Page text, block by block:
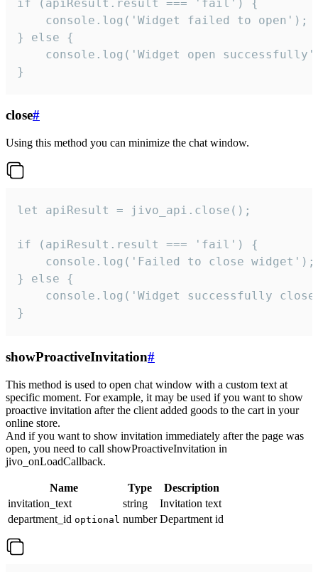
if (apiResult.result === 'fail') {
    console.log('Widget failed to open');
} else {
console.log('Widget open
}
close#
Using this method you can minimize the chat window.
let apiResult = jivo_api.close();
if (apiResult.result === 'fail') {
    console.log('Failed to close widget');
} else {
console.log('Widget successfully
}
showProactiveInvitation#
This method is used to open chat window with a custom text at
specific moment. For example, it may be used if you want to show
proactive invitation after the client added goods to the cart in your
online store.
And if you want to show invitation immediately after the page was
open, you need to call showProactiveInvitation in
jivo_onLoadCallback.
Name Type
Description
invitation_text
string
Invitation text
department_id optional number Department id